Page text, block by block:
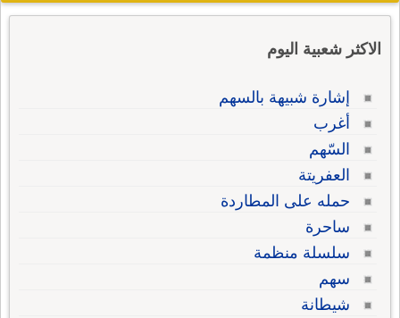
الاكثر شعبية اليوم
إشارة شبيهة بالسهم
أغرب
السّهم
العفريتة
حمله على المطاردة
ساحرة
سلسلة منظمة
سهم
شيطانة